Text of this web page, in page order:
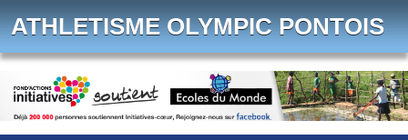
ATHLETISME OLYMPIC PONTOIS